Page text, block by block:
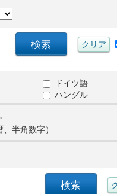
ドイツ語
ハングル
半角数字）